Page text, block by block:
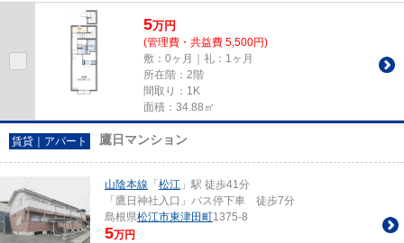
特有の臭いを防げる、浴室乾...
5万円
(管理費・共益費 5,500円)
敷：0ヶ月｜礼：1ヶ月
所在階：2階
間取り：1K
面積：34.88㎡
賃貸｜アパート 鷹日マンション
山陰本線 「 松江 」駅 徒歩41分
「鷹日神社入口」バス停下車 徒歩7分
島根県松江市東津田町1375-8
5万円